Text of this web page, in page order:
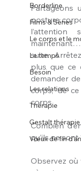
Borderline
Films & Séries
Le corps et le
Le temps
Besoin
Les relations
Thérapie
Gestalt thérapie
Vœux de fin
Partageons
posture
suite.
plus que ce
demander
corps, de
corps.
Combien
qu’ils ne sont
Observez